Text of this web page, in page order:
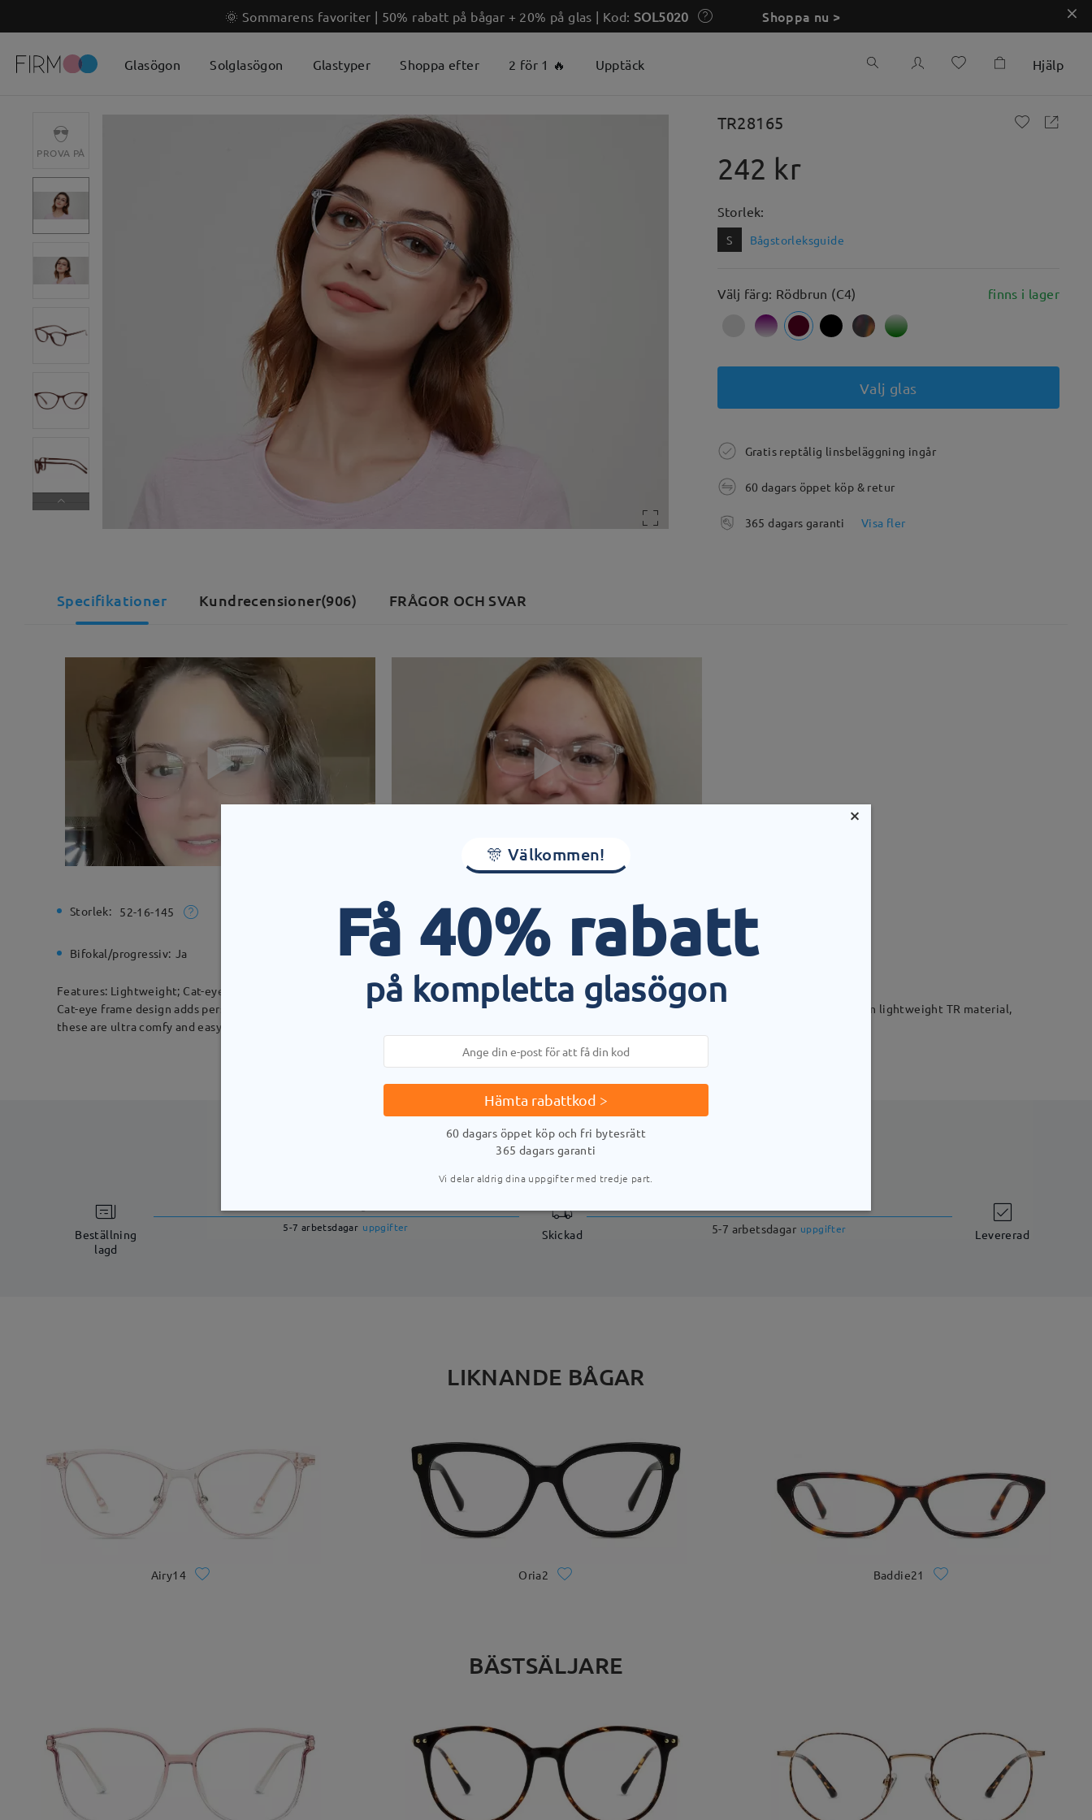
🌞 Sommarens favoriter | 50% rabatt på bågar + 20% på glas | Kod:SOL5020 Shoppa nu >
Glasögon Solglasögon Glastyper Shoppa efter 2 för 1 🔥 Upptäck Hjälp
PROVA PÅ
TR28165
242 kr
Storlek:
S Bågstorleksguide
Välj färg: Rödbrun (C4) finns i lager
Valj glas
Gratis reptålig linsbeläggning ingår
60 dagars öppet köp & retur
365 dagars garanti Visa fler
Specifikationer Kundrecensioner(906) FRÅGOR OCH SVAR
Storlek: 52-16-145 Total bredd: 122 mm (Liten) Linsens diagonala storlek: 52 mm
Bifokal/progressiv: Ja Gångjärn med fjäder: Nej Material: Tr
Features: Lightweight; Cat-eye.
Cat-eye frame design adds personality to change up your look. With a variety of translucent colors, these frames can easily match your taste. Made from lightweight TR material,
these are ultra comfy and easy to wear all day long.
LEVERANS
Beställning
lagd
5-7 arbetsdagar uppgifter Skickad 5-7 arbetsdagar uppgifter Levererad
LIKNANDE BÅGAR
Airy14 Oria2 Baddie21
BÄSTSÄLJARE
×
🎊 Välkommen!
Få 40% rabatt
på kompletta glasögon
Hämta rabattkod >
60 dagars öppet köp och fri bytesrätt
365 dagars garanti
Vi delar aldrig dina uppgifter med tredje part.